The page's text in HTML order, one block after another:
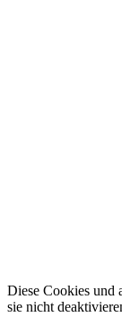
Diese Cookies und
sie nicht